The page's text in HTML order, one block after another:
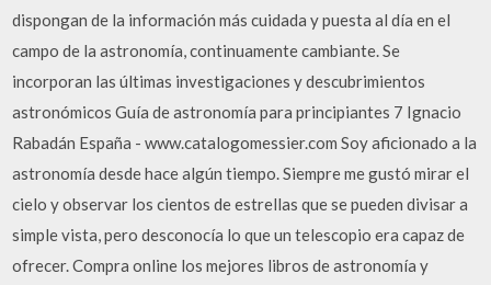
dispongan de la información más cuidada y puesta al día en el
campo de la astronomía, continuamente cambiante. Se
incorporan las últimas investigaciones y descubrimientos
astronómicos Guía de astronomía para principiantes 7 Ignacio
Rabadán España - www.catalogomessier.com Soy aficionado a la
astronomía desde hace algún tiempo. Siempre me gustó mirar el
cielo y observar los cientos de estrellas que se pueden divisar a
simple vista, pero desconocía lo que un telescopio era capaz de
ofrecer. Compra online los mejores libros de astronomía y